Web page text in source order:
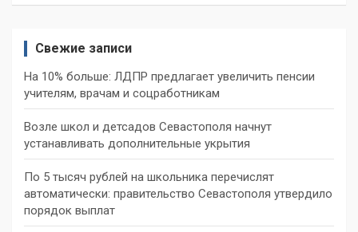
Свежие записи
На 10% больше: ЛДПР предлагает увеличить пенсии
учителям, врачам и соцработникам
Возле школ и детсадов Севастополя начнут
устанавливать дополнительные укрытия
По 5 тысяч рублей на школьника перечислят
автоматически: правительство Севастополя утвердило
порядок выплат